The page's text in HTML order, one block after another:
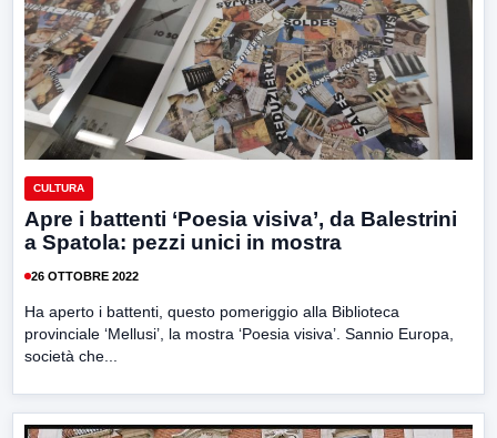
CULTURA
Apre i battenti ‘Poesia visiva’, da Balestrini
a Spatola: pezzi unici in mostra
26 OTTOBRE 2022
Ha aperto i battenti, questo pomeriggio alla Biblioteca
provinciale ‘Mellusi’, la mostra ‘Poesia visiva’. Sannio Europa,
società che...